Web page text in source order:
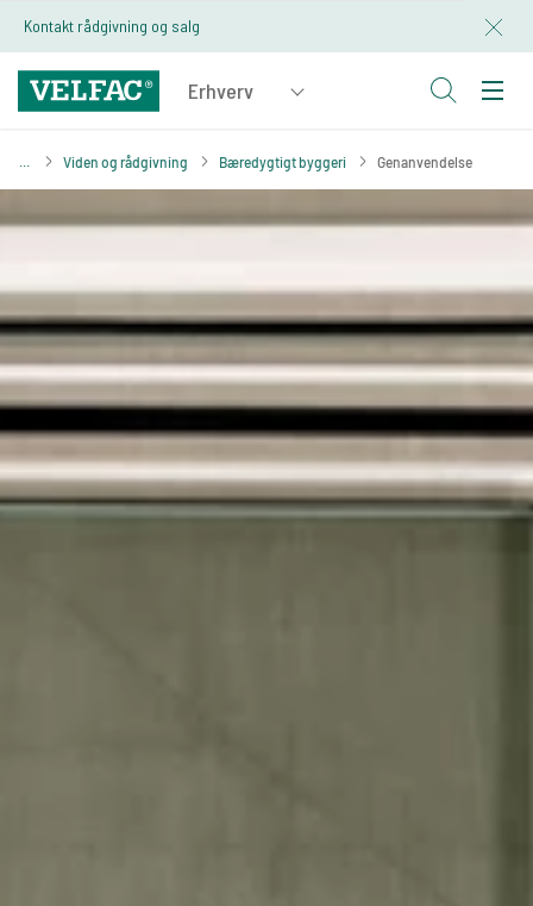
Kontakt rådgivning og salg
Viden og rådgivning Bæredygtigt byggeri Genanvendelse